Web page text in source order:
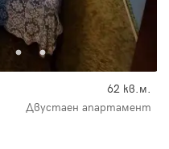
62 кв.м.
Двустаен апартамент